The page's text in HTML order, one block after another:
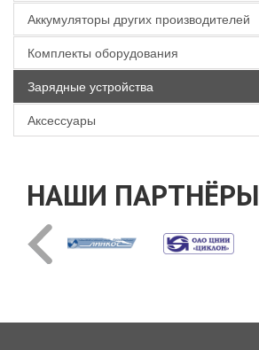
Аккумуляторы других производителей
Комплекты оборудования
Зарядные устройства
Аксессуары
НАШИ ПАРТНЁРЫ